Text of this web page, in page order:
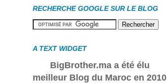
RECHERCHE GOOGLE SUR LE BLOG
A TEXT WIDGET
BigBrother.ma a été élu
meilleur Blog du Maroc en 2010